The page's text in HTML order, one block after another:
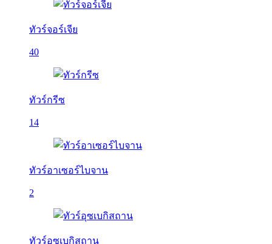
ทัวร์จอร์เจีย
40
ทัวร์กรีซ
14
ทัวร์อาเซอร์ไบจาน
2
ทัวร์อุซเบกิสถาน